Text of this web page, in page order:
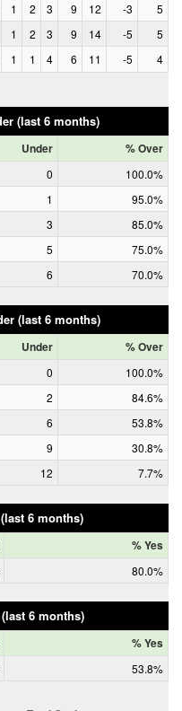
1 2 3 9 12 -3
5
1 2 3 9 14 -5
5
1 1 4 6 11 -5 4
(last 6 months)
Under % Over
0
100.0%
1
95.0%
3
85.0%
5
75.0%
6 70.0%
(last 6 months)
Under % Over
0
100.0%
2
84.6%
6
53.8%
9
30.8%
12 7.7%
6 months)
% Yes
80.0%
6 months)
% Yes
53.8%